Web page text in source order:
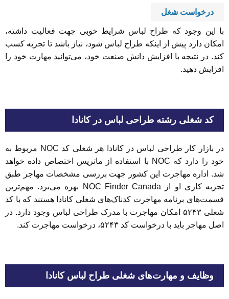
درخواست شغل
با این وجود که طراح لباس شرایط خوبی جهت فعالیت داشته،
امکان دارد پیش از اینکه طراح لباس شود، نیاز باشد تا تجربه کسب
کند. در نتیجه با افزایش دانش صنعت خود، می‌توانید مهارت خود را
افزایش دهید.
کد شغلی رشته طراحی لباس در کانادا
در بازار کار طراحی لباس در کانادا هر شغلی کد NOC مربوط به
خود را دارد که NOC با استفاده از ماتریس اختصاص داده خواهد
شد. اداره مهاجرت این کشور جهت بررسی مشخصات مهاجر طبق
تجربه کاری او از NOC Finder Canada بهره می‌برد. مهم‌ترین
قسمت‌های برنامه مهاجرت کدناک‌های شغلی کانادا هستند که با کد
شغلی ۵۲۴۳ امکان مهاجرت با مدرک طراحی لباس وجود دارد. در
اصل مهاجر باید با درخواست کد ۵۲۴۳، درخواست مهاجرت کند.
وظایف و مهارت‌های شغلی طراح لباس کانادا